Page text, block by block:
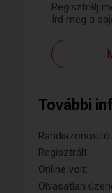
Regisztrálj
Írd meg a
További
Randiazonosító:
Regisztrált:
Online volt:
Olvasatlan